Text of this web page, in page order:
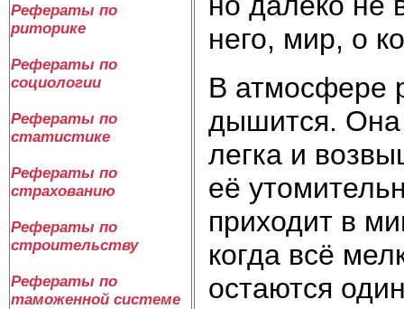
Рефераты по
риторике
Рефераты по
социологии
Рефераты по
статистике
Рефераты по
страхованию
Рефераты по
строительству
Рефераты по
таможенной системе
него, мир, о
В атмосфере
дышится. Она
легка и
её
приходит в
когда всё
остаются